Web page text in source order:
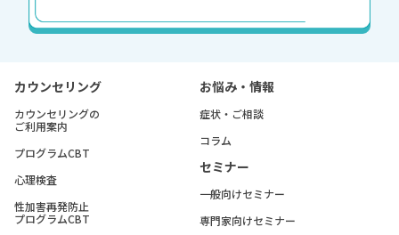
カウンセリング
カウンセリングの
ご利用案内
プログラムCBT
心理検査
性加害再発防止
プログラムCBT
お悩み・情報
症状・ご相談
コラム
セミナー
一般向けセミナー
専門家向けセミナー